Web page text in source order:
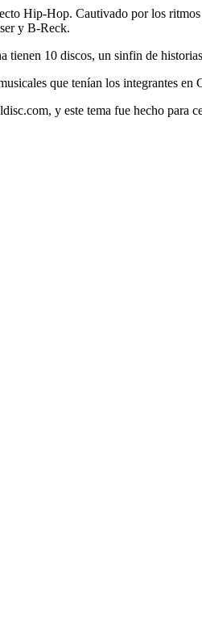
Hip-Hop. Cautivado por los
y B-Reck.
tienen 10 discos, un sinfin de
que tenían los integrantes en
y este tema fue hecho para